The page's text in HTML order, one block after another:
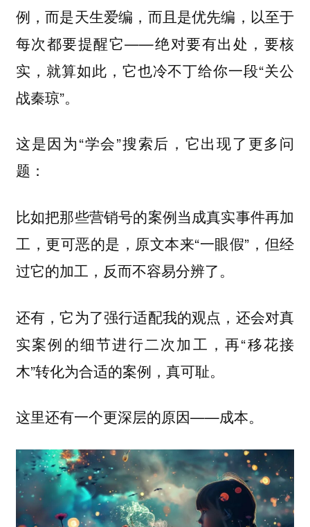
例，而是天生爱编，而且是优先编 ，以至于
每次都要提醒它——绝对要有出处，要核
实，就算如此，它也冷不丁给你一段“关公
战秦琼”。
这是因为“学会”搜索后，它出现了更多问
题：
比如把那些营销号的案例当成真实事件再加
工 ，更可恶的是，原文本来“一眼假”，但经
过它的加工，反而不容易分辨了。
还有，它为了强行适配我的观点，还会对真
实案例的细节进行二次加工 ，再“移花接
木”转化为合适的案例，真可耻。
这里还有一个更深层的原因——成本。